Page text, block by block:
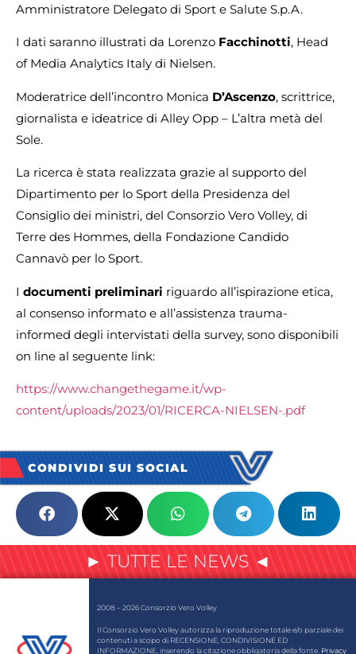
Amministratore Delegato di Sport e Salute S.p.A.
I dati saranno illustrati da Lorenzo Facchinotti, Head
of Media Analytics Italy di Nielsen.
Moderatrice dell’incontro Monica D’Ascenzo, scrittrice,
giornalista e ideatrice di Alley Opp – L’altra metà del
Sole.
La ricerca è stata realizzata grazie al supporto del
Dipartimento per lo Sport della Presidenza del
Consiglio dei ministri, del Consorzio Vero Volley, di
Terre des Hommes, della Fondazione Candido
Cannavò per lo Sport.
I documenti preliminari riguardo all’ispirazione etica,
al consenso informato e all’assistenza trauma-
informed degli intervistati della survey, sono disponibili
on line al seguente link:
https://www.changethegame.it/wp-
content/uploads/2023/01/RICERCA-NIELSEN-.pdf
CONDIVIDI SUI SOCIAL
► TUTTE LE NEWS ◄
2008 – 2026 Consorzio Vero Volley
Il Consorzio Vero Volley autorizza la riproduzione totale e/o parziale dei
contenuti a scopo di RECENSIONE, CONDIVISIONE ED
INFORMAZIONE, inserendo la citazione obbligatoria della fonte. Privacy